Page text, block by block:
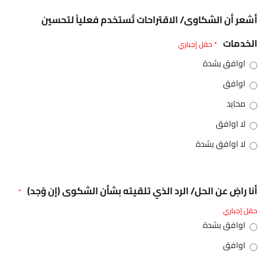
أشعر أن الشكاوى/ الاقتراحات تُستخدم فعلياً لتحسين
الخدمات * حقل إجباري
اوافق بشدة
اوافق
محايد
لا اوافق
لا اوافق بشدة
أنا راضٍ عن الحل/ الرد الذي تلقيته بشأن الشكوى (إن وُجد) *
حقل إجباري
اوافق بشدة
اوافق